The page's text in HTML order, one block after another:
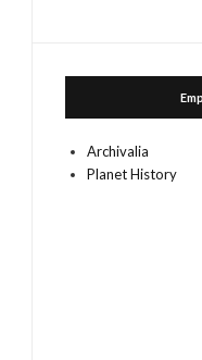
Archivalia
Planet History